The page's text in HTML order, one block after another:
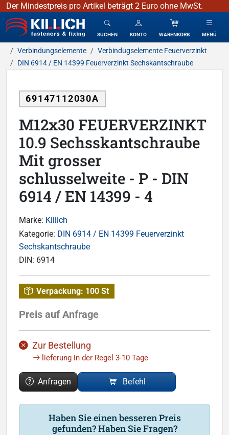
Der Mindestpreis pro Artikel beträgt 2 Euro ohne MwSt.
KILLICH - Verbindungselemente
SUCHEN KONTO WARENKORB MENÜ
Verbindungselemente
Verbindugselemente Feuerverzinkt
DIN 6914 / EN 14399 Feuerverzinkt Sechskantschraube
69147112030A
M12x30 FEUERVERZINKT
10.9 Sechsskantschraube
Mit grosser
schlusselweite - P - DIN
6914 / EN 14399 - 4
Marke: Killich
Kategorie: DIN 6914 / EN 14399 Feuerverzinkt
Sechskantschraube
DIN: 6914
Verpackung: 100 St
Preis auf Anfrage
Zur Bestellung
lieferung in der Regel 3-10 Tage
Anfragen Befehl
Haben Sie einen besseren Preis
gefunden? Haben Sie Fragen?